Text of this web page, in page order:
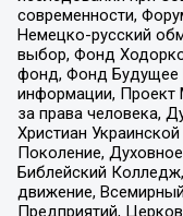
современности,
Немецко-русский
выбор, Фонд
фонд, Фонд Будущее
информации, Проект
за права человека,
Христиан
Поколение,
Библейский
движение,
Предприятий,